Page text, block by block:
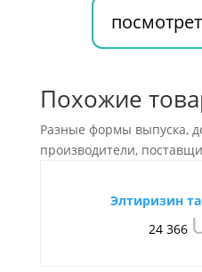
Похожие
Разные формы выпуска,
производители,
Элтиризин
24 366